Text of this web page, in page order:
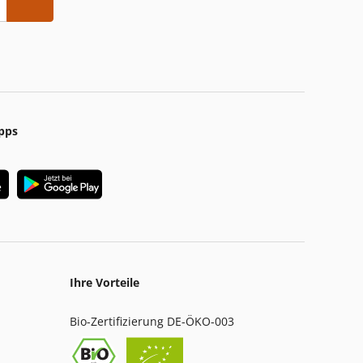
Ihre Vorteile
Bio-Zertifizierung DE-ÖKO-003